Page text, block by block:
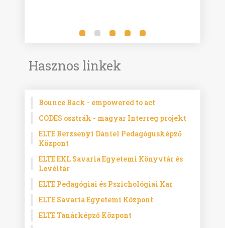
Hasznos linkek
Bounce Back - empowered to act
CODES osztrák - magyar Interreg projekt
ELTE Berzsenyi Dániel Pedagógusképző
Központ
ELTE EKL Savaria Egyetemi Könyvtár és
Levéltár
ELTE Pedagógiai és Pszichológiai Kar
ELTE Savaria Egyetemi Központ
ELTE Tanárképző Központ